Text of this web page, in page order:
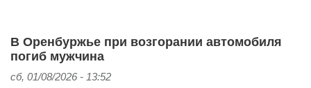
В Оренбуржье при возгорании автомобиля
погиб мужчина
сб, 01/08/2026 - 13:52